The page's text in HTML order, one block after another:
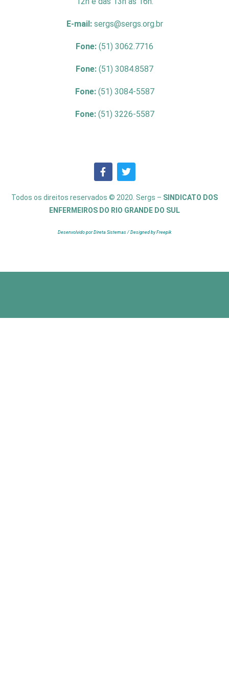
E-mail: sergs@sergs.org.br
Fone: (51) 3062.7716
Fone: (51) 3084.8587
Fone: (51) 3084-5587
Fone: (51) 3226-5587
Todos os direitos reservados © 2020. Sergs – SINDICATO DOS
ENFERMEIROS DO RIO GRANDE DO SUL
Desenvolvido por Direta Sistemas / Designed by Freepik